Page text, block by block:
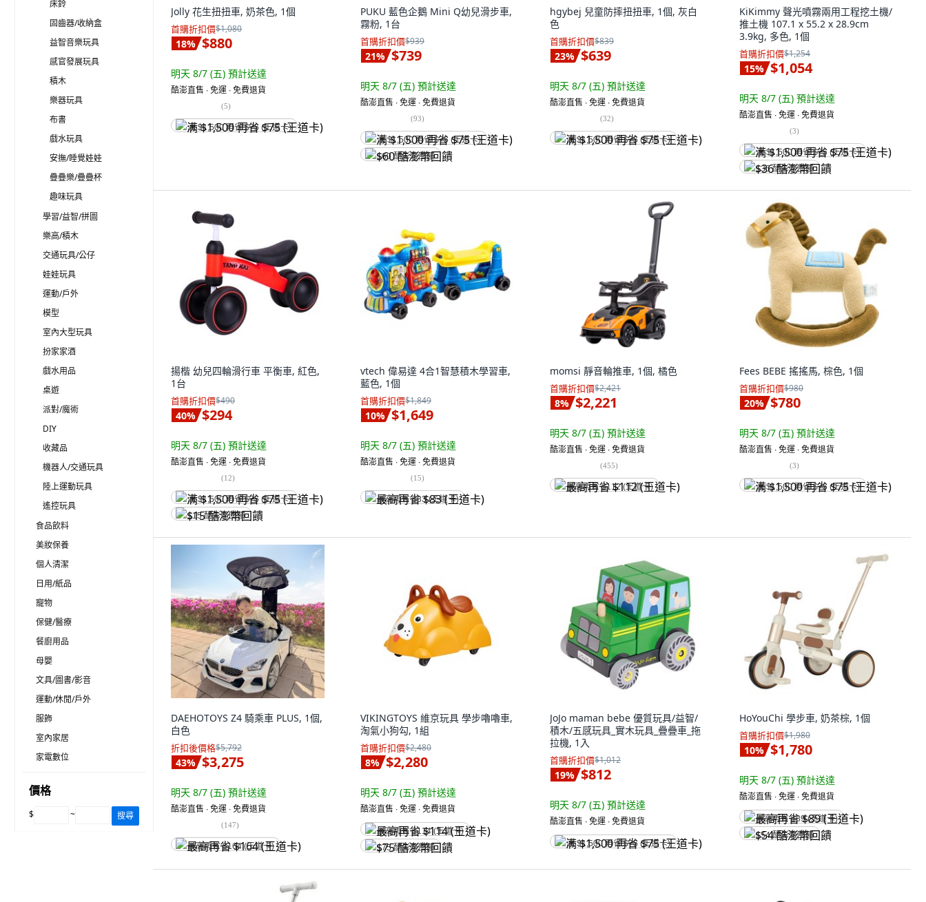
床鈴
固齒器/收納盒
益智音樂玩具
感官發展玩具
積木
樂器玩具
布書
戲水玩具
安撫/睡覺娃娃
疊疊樂/疊疊杯
趣味玩具
學習/益智/拼圖
樂高/積木
交通玩具/公仔
娃娃玩具
運動/戶外
模型
室內大型玩具
扮家家酒
戲水用品
桌遊
派對/魔術
DIY
收藏品
機器人/交通玩具
陸上運動玩具
遙控玩具
食品飲料
美妝保養
個人清潔
日用/紙品
寵物
保健/醫療
餐廚用品
母嬰
文具/圖書/影音
運動/休閒/戶外
服飾
室內家居
家電數位
價格
$ ~ 搜尋
Jolly 花生扭扭車, 奶茶色, 1個
首購折扣價$1,080
18% $880
明天 8/7 (五) 預計送達
酷澎直售 ∙ 免運 ∙ 免費退貨
(5)
满 $1,500 再省 $75 (王道卡)
PUKU 藍色企鵝 Mini Q幼兒滑步車,
霧粉, 1台
首購折扣價$939
21% $739
明天 8/7 (五) 預計送達
酷澎直售 ∙ 免運 ∙ 免費退貨
(93)
满 $1,500 再省 $75 (王道卡)
$60 酷澎幣回饋
hgybej 兒童防摔扭扭車, 1個, 灰白
色
首購折扣價$839
23% $639
明天 8/7 (五) 預計送達
酷澎直售 ∙ 免運 ∙ 免費退貨
(32)
满 $1,500 再省 $75 (王道卡)
KiKimmy 聲光噴霧兩用工程挖土機/
推土機 107.1 x 55.2 x 28.9cm
3.9kg, 多色, 1個
首購折扣價$1,254
15% $1,054
明天 8/7 (五) 預計送達
酷澎直售 ∙ 免運 ∙ 免費退貨
(3)
满 $1,500 再省 $75 (王道卡)
$36 酷澎幣回饋
揚楷 幼兒四輪滑行車 平衡車, 紅色,
1台
首購折扣價$490
40% $294
明天 8/7 (五) 預計送達
酷澎直售 ∙ 免運 ∙ 免費退貨
(12)
满 $1,500 再省 $75 (王道卡)
$15 酷澎幣回饋
vtech 偉易達 4合1智慧積木學習車,
藍色, 1個
首購折扣價$1,849
10% $1,649
明天 8/7 (五) 預計送達
酷澎直售 ∙ 免運 ∙ 免費退貨
(15)
最高再省 $83 (王道卡)
momsi 靜音輪推車, 1個, 橘色
首購折扣價$2,421
8% $2,221
明天 8/7 (五) 預計送達
酷澎直售 ∙ 免運 ∙ 免費退貨
(455)
最高再省 $112 (王道卡)
Fees BEBE 搖搖馬, 棕色, 1個
首購折扣價$980
20% $780
明天 8/7 (五) 預計送達
酷澎直售 ∙ 免運 ∙ 免費退貨
(3)
满 $1,500 再省 $75 (王道卡)
DAEHOTOYS Z4 騎乘車 PLUS, 1個,
白色
折扣後價格$5,792
43% $3,275
明天 8/7 (五) 預計送達
酷澎直售 ∙ 免運 ∙ 免費退貨
(147)
最高再省 $164 (王道卡)
VIKINGTOYS 維京玩具 學步嚕嚕車,
淘氣小狗勾, 1組
首購折扣價$2,480
8% $2,280
明天 8/7 (五) 預計送達
酷澎直售 ∙ 免運 ∙ 免費退貨
最高再省 $114 (王道卡)
$75 酷澎幣回饋
JoJo maman bebe 優質玩具/益智/
積木/五感玩具_實木玩具_疊疊車_拖
拉機, 1入
首購折扣價$1,012
19% $812
明天 8/7 (五) 預計送達
酷澎直售 ∙ 免運 ∙ 免費退貨
满 $1,500 再省 $75 (王道卡)
HoYouChi 學步車, 奶茶棕, 1個
首購折扣價$1,980
10% $1,780
明天 8/7 (五) 預計送達
酷澎直售 ∙ 免運 ∙ 免費退貨
最高再省 $89 (王道卡)
$54 酷澎幣回饋